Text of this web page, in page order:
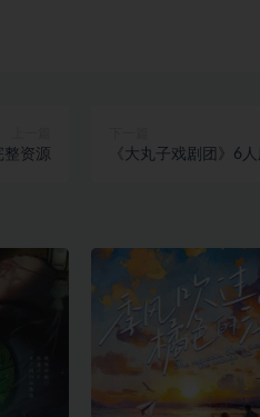
整资源 《大丸子戏剧团》6